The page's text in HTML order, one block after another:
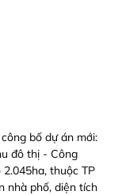
bố dự án mới:
đô thị - Công
thuộc TP
nhà phố, diện tích